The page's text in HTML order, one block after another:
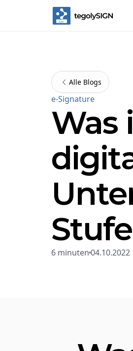
Alle Blogs
e-Signature
Was
6 minuten04.10.2022